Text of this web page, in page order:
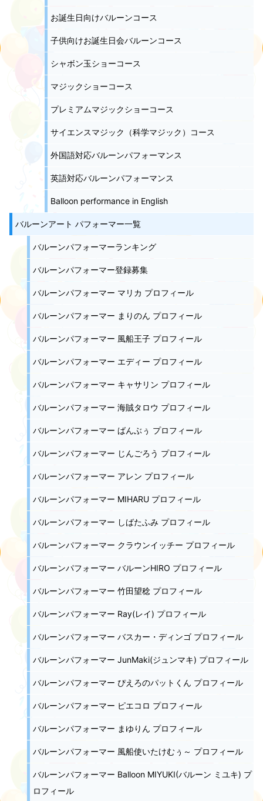
お誕生日向けバルーンコース
子供向けお誕生日会バルーンコース
シャボン玉ショーコース
マジックショーコース
プレミアムマジックショーコース
サイエンスマジック（科学マジック）コース
外国語対応バルーンパフォーマンス
英語対応バルーンパフォーマンス
Balloon performance in English
バルーンアート パフォーマー一覧
バルーンパフォーマーランキング
バルーンパフォーマー登録募集
バルーンパフォーマー マリカ プロフィール
バルーンパフォーマー まりのん プロフィール
バルーンパフォーマー 風船王子 プロフィール
バルーンパフォーマー エディー プロフィール
バルーンパフォーマー キャサリン プロフィール
バルーンパフォーマー 海賊タロウ プロフィール
バルーンパフォーマー ばんぶぅ プロフィール
バルーンパフォーマー じんごろう プロフィール
バルーンパフォーマー アレン プロフィール
バルーンパフォーマー MIHARU プロフィール
バルーンパフォーマー しばたふみ プロフィール
バルーンパフォーマー クラウンイッチー プロフィール
バルーンパフォーマー バルーンHIRO プロフィール
バルーンパフォーマー 竹田望稔 プロフィール
バルーンパフォーマー Ray(レイ) プロフィール
バルーンパフォーマー バスカー・ディンゴ プロフィール
バルーンパフォーマー JunMaki(ジュンマキ) プロフィール
バルーンパフォーマー ぴえろのパットくん プロフィール
バルーンパフォーマー ピエコロ プロフィール
バルーンパフォーマー まゆりん プロフィール
バルーンパフォーマー 風船使いたけむぅ～ プロフィール
バルーンパフォーマー Balloon MIYUKI(バルーン ミユキ) プ
ロフィール